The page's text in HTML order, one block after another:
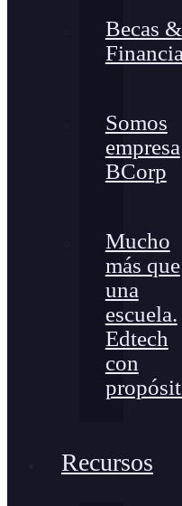
Becas &
Somos
empresa
BCorp
Mucho
más que
una
escuela.
Edtech
con
Recursos